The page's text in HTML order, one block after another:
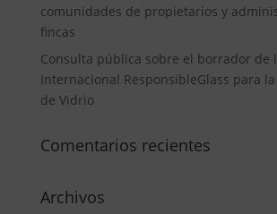
comunidades de propietarios y
fincas
Consulta pública sobre el borrador de
Internacional ResponsibleGlass para
de Vidrio
Comentarios recientes
Archivos